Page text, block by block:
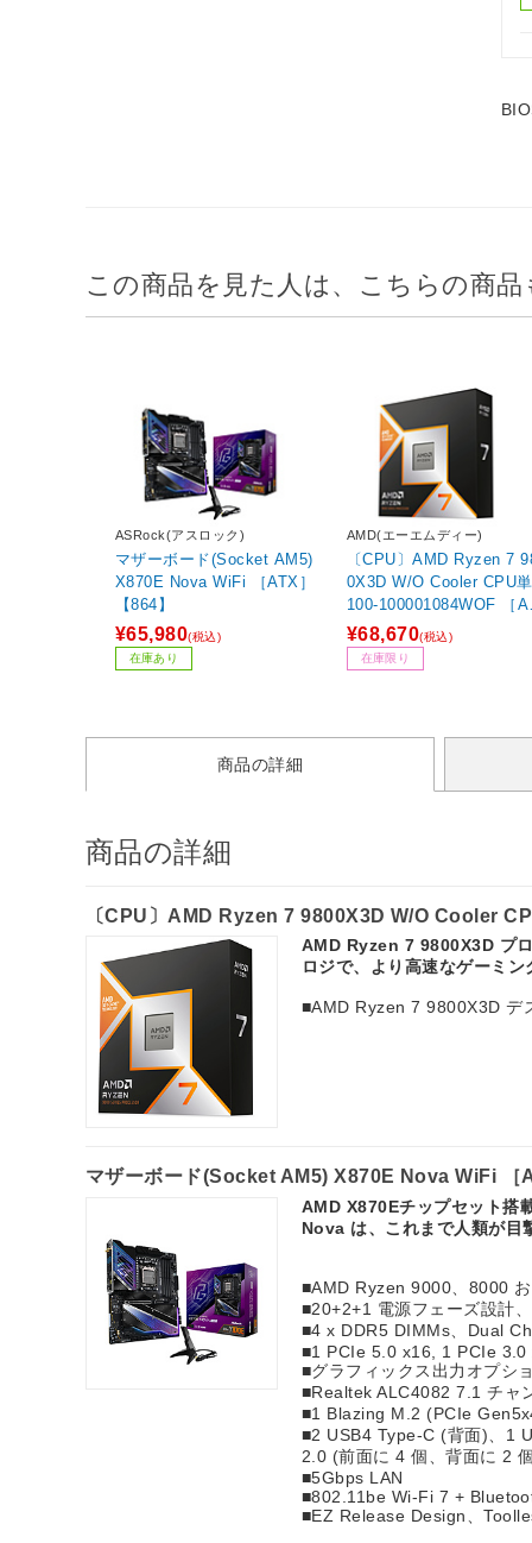
この商品を見た人は、こちらの商品
ASRock(アスロック)
マザーボード(Socket AM5)
X870E Nova WiFi ［ATX］
【864】
¥65,980(税込)
在庫あり
AMD(エーエムディー)
〔CPU〕AMD Ryzen 7
0X3D W/O Cooler CPU単体
100-100001084WOF ［
Ryzen 7 /Socket AM5 /グ
フィックス搭載］
¥68,670(税込)
在庫限り
商品の詳細
商品の詳細
〔CPU〕AMD Ryzen 7 9800X3D W/O Cooler
AMD Ryzen 7 9800X3D プ
ロジで、より高速なゲーミン
■AMD Ryzen 7 9800X3D デ
マザーボード(Socket AM5) X870E Nova WiFi ［
AMD X870Eチップセット搭
Nova は、これまで人類が目
■AMD Ryzen 9000、8000
■20+2+1 電源フェーズ設計
■4 x DDR5 DIMMs、Dual
■1 PCIe 5.0 x16, 1 PCIe 3.0
■グラフィックス出力オプシ
■Realtek ALC4082 7.1 チャ
■1 Blazing M.2 (PCIe
■2 USB4 Type-C (背面)、1
2.0 (前面に 4 個、背面に 2
■5Gbps LAN
■802.11be Wi-Fi 7 +
■EZ Release Design、